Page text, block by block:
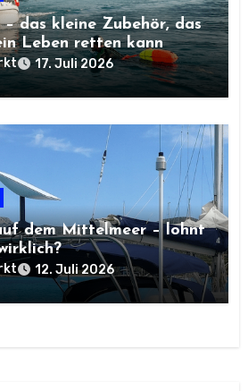
– das kleine Zubehör, das
Leben retten kann
17. Juli 2026
dem Mittelmeer – lohnt
12. Juli 2026